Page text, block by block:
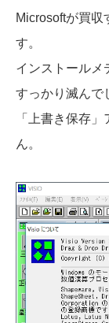
Microsoftが買
す。
インストールメ
すっかり滅んで
「上書き保存
ん。